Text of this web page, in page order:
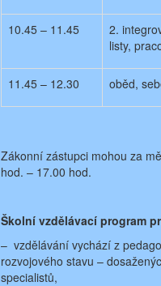
10.45 – 11.45
2.
listy,
11.45 – 12.30 oběd,
Zákonní zástupci mohou za
hod. – 17.00 hod.
Školní vzdělávací program
– vzdělávání vychází z
rozvojového stavu –
specialistů,